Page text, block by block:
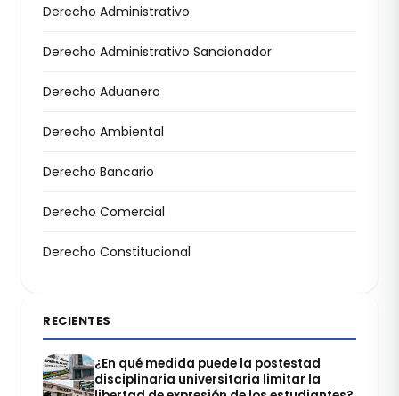
Derecho Administrativo
Derecho Administrativo Sancionador
Derecho Aduanero
Derecho Ambiental
Derecho Bancario
Derecho Comercial
Derecho Constitucional
RECIENTES
¿En qué medida puede la postestad
disciplinaria universitaria limitar la